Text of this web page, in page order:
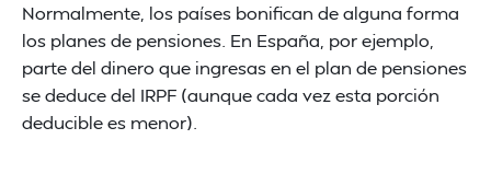
Normalmente, los países bonifican de alguna forma
los planes de pensiones. En España, por ejemplo,
parte del dinero que ingresas en el plan de pensiones
se deduce del IRPF (aunque cada vez esta porción
deducible es menor).